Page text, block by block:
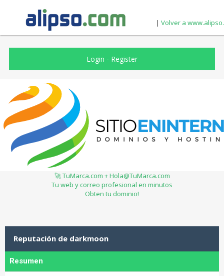
| Volver a
Login - Register
🚀 TuMarca.com + Hola@TuMarca.com
Tu web y correo profesional en minutos
Obten tu dominio!
Reputación de darkmoon
Resumen